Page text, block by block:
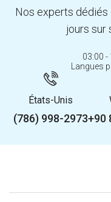
Nos experts
jours sur
03:00 -
Langues
États-Unis
(786) 998-2973+90